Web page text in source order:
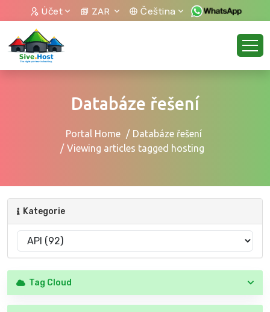
Účet ZAR Čeština
Databáze řešení
Portal Home
Databáze řešení
Viewing articles tagged hosting
Kategorie
Tag Cloud